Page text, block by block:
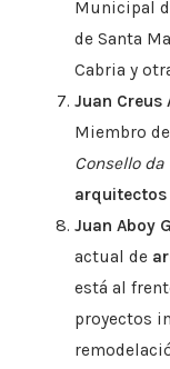
Municipal
de Santa
Cabria y
Juan Creus
Miembro
Consello
arquitectos
Juan Aboy
actual de
está al
proyectos